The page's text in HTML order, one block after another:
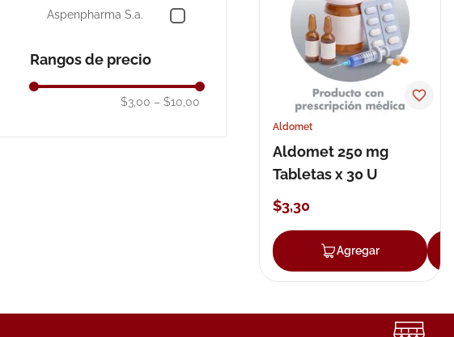
Aspenpharma S.a.
Rangos de precio
$3,00 – $10,00
Aldomet
Aldomet 250 mg
Tabletas x 30 U
$3,30
Agregar
9. megacistin
pañales